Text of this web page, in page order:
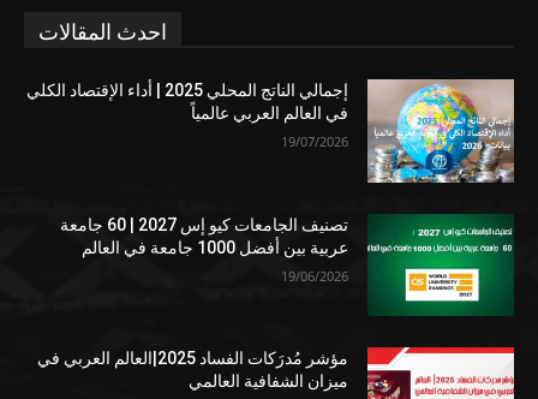
احدث المقالات
إجمالي الناتج المحلي 2025 | أداء الإقتصاد الكلي
في العالم العربي عالمياً
19/07/2026
تصنيف الجامعات كيو إس 2027 | 60 جامعة
عربية بين أفضل 1000 جامعة في العالم
19/06/2026
مؤشر مُدرَكات الفساد 2025|العالم العربي في
ميزان الشفافية العالمي